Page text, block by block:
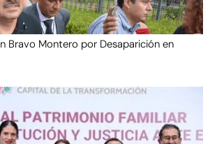
Bravo Montero por Desaparición en